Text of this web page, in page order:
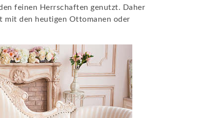
feinen Herrschaften genutzt. Daher
mit den heutigen Ottomanen oder